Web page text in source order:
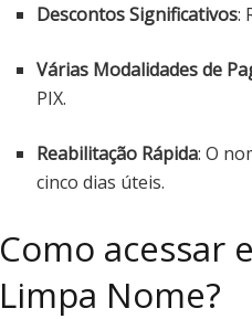
Descontos Significativos:
Várias Modalidades de
PIX.
Reabilitação Rápida: O
cinco dias úteis.
Como acessar
Limpa Nome?